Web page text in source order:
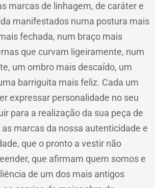
marcas de linhagem, de caráter e
manifestados numa postura mais
fechada, num braço mais
que curvam ligeiramente, num
um ombro mais descaído, um
barriguita mais feliz. Cada um
expressar personalidade no seu
para a realização da sua peça de
marcas da nossa autenticidade e
que o pronto a vestir não
que afirmam quem somos e
de um dos mais antigos